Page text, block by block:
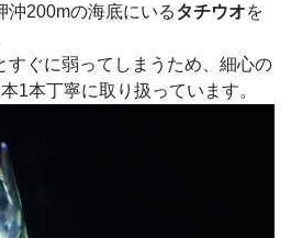
沖200mの海底にいるタチウオを
すぐに弱ってしまうため、細心の
1本丁寧に取り扱っています。